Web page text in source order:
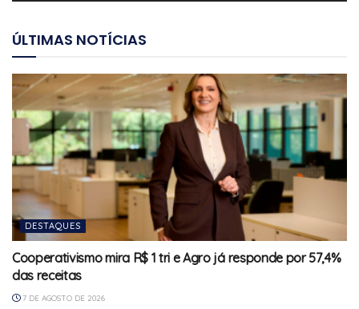
ÚLTIMAS NOTÍCIAS
DESTAQUES
Cooperativismo mira R$ 1 tri e Agro já responde por 57,4%
das receitas
7 DE AGOSTO DE 2026